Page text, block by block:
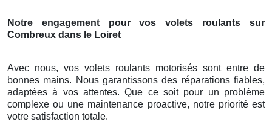
Notre engagement pour vos volets roulants sur
Combreux dans le Loiret
Avec nous, vos volets roulants motorisés sont entre de
bonnes mains. Nous garantissons des réparations fiables,
adaptées à vos attentes. Que ce soit pour un problème
complexe ou une maintenance proactive, notre priorité est
votre satisfaction totale.